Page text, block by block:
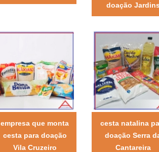
doação
empresa que monta
cesta para doação
Vila Cruzeiro
cesta natalina
doação Serra
Cantareira